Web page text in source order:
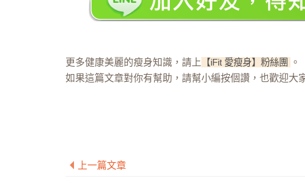
更多健康美麗的瘦身知識，請上 【iFit 愛瘦身】粉絲團
。
如果這篇文章對你有幫助，請幫小編按個讚，也歡迎大
上一篇文章